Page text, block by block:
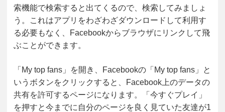
索機能で検索すると出てくるので、検索してみましょ
う。これはアプリをわざわざダウンロードして利用す
る必要もなく、Facebookからブラウザにリンクして飛
ぶことができます。
「My top fans」を開き、Facebookの「My top fans」と
いうボタンをクリックすると、Facebook上のデータの
共有を許可するページになります。「今すぐプレイ」
を押すと今までに自分のページを良く見ていた友達が1